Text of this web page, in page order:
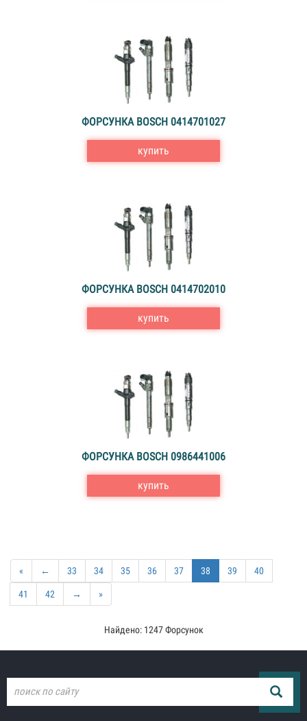
ФОРСУНКА BOSCH 0414701027
купить
ФОРСУНКА BOSCH 0414702010
купить
ФОРСУНКА BOSCH 0986441006
купить
« ← 33 34 35 36 37 38 39 40
41 42 → »
Найдено: 1247 Форсунок